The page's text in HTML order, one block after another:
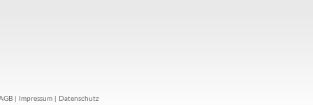
Impressum Datenschutz